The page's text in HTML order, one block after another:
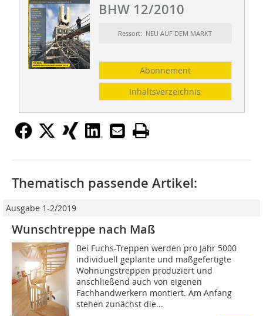
BHW 12/2010
Ressort: NEU AUF DEM MARKT
Abonnement
Inhaltsverzeichnis
Thematisch passende Artikel:
Ausgabe 1-2/2019
Wunschtreppe nach Maß
Bei Fuchs-Treppen werden pro Jahr 5000
individuell geplante und maßgefertigte
Wohnungstreppen produziert und
anschließend auch von eigenen
Fachhandwerkern montiert. Am Anfang
stehen zunächst die...